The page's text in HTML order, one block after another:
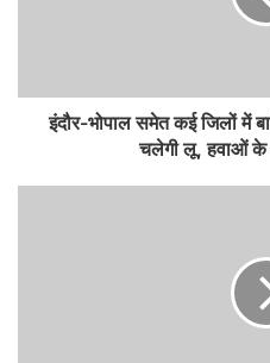
इंदौर-भोपाल समेत कई जिलों में
चलेगी लू, हवाओं के